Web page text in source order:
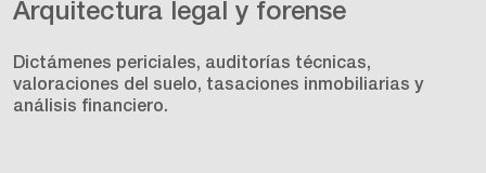
Arquitectura legal y forense
Dictámenes periciales, auditorías técnicas,
valoraciones del suelo, tasaciones inmobiliarias y
análisis financiero.